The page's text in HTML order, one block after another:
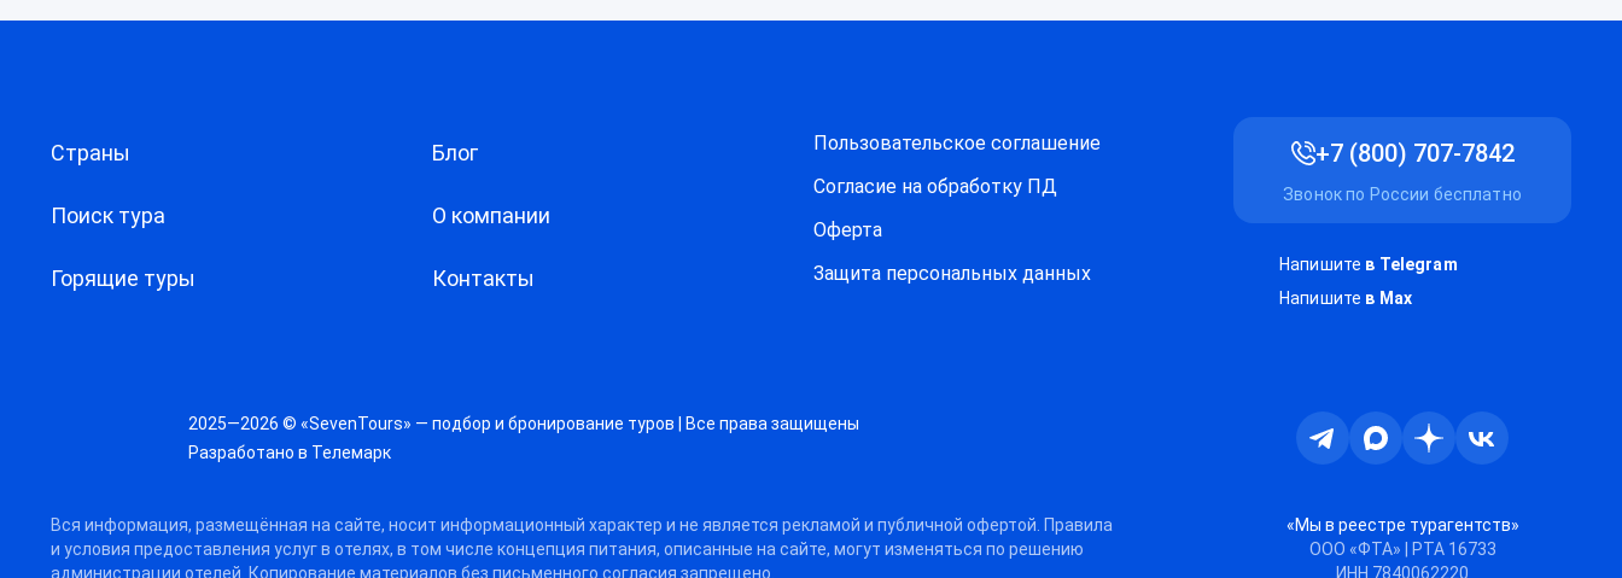
Страны
Поиск тура
Горящие туры
Блог
О компании
Контакты
Пользовательское соглашение
Согласие на обработку ПД
Оферта
Защитa персональных данных
+7 (800) 707-7842
Звонок по России бесплатно
Напишите в Telegram
Напишите в Max
2025—2026 © «SevenTours» — подбор и бронирование туров | Все права защищены
Разработано в Телемарк
Телеграм
Max Дзен ВКонтакте
Вся информация, размещённая на сайте, носит информационный характер и не является рекламой и публичной офертой. Правила
и условия предоставления услуг в отелях, в том числе концепция питания, описанные на сайте, могут изменяться по решению
администрации отелей. Копирование материалов без письменного согласия запрещено.
«Мы в реестре турагентств»
ООО «ФТА» | РТА 16733
ИНН 7840062220